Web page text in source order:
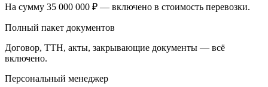
На сумму 35 000 000 ₽ — включено в стоимость перевозки.
Полный пакет документов
Договор, ТТН, акты, закрывающие документы — всё
включено.
Персональный менеджер